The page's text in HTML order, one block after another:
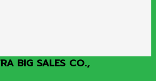
BIG SALES CO.,